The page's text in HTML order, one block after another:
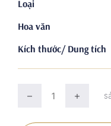
Loại
Hoa văn
Kích thước/ Dung tích